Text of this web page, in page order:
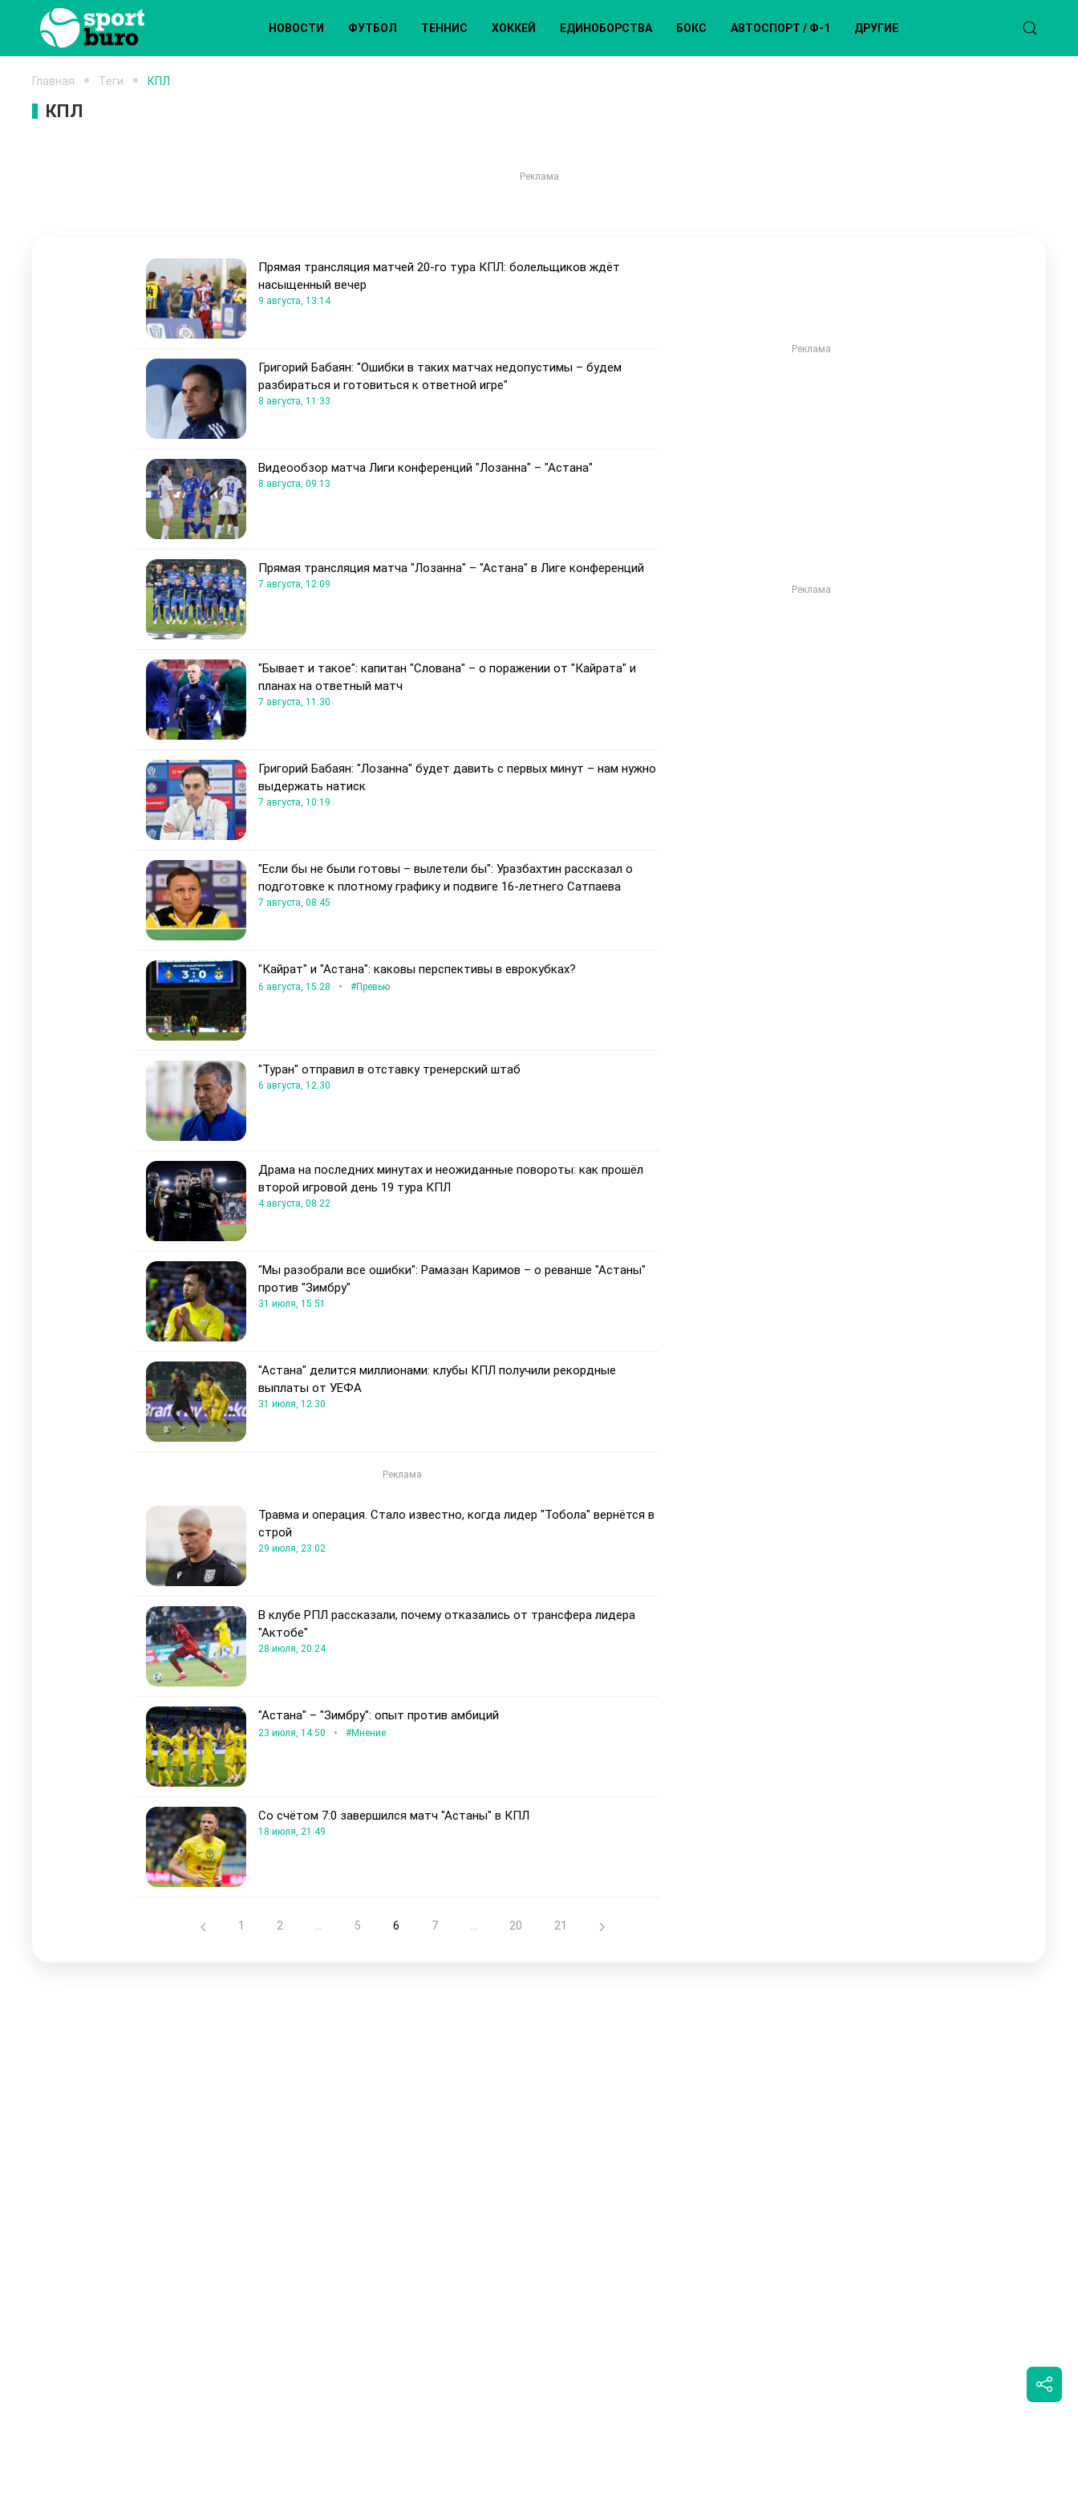
НОВОСТИ ФУТБОЛ ТЕННИС ХОККЕЙ ЕДИНОБОРСТВА БОКС АВТОСПОРТ / Ф-1 ДРУГИЕ
Главная Теги КПЛ
КПЛ
Прямая трансляция матчей 20-го тура КПЛ: болельщиков ждёт
насыщенный вечер
9 августа, 13:14
Григорий Бабаян: "Ошибки в таких матчах недопустимы – будем
разбираться и готовиться к ответной игре"
8 августа, 11:33
Видеообзор матча Лиги конференций "Лозанна" – "Астана"
8 августа, 09:13
Прямая трансляция матча "Лозанна" – "Астана" в Лиге конференций
7 августа, 12:09
"Бывает и такое": капитан "Слована" – о поражении от "Кайрата" и
планах на ответный матч
7 августа, 11:30
Григорий Бабаян: "Лозанна" будет давить с первых минут – нам нужно
выдержать натиск
7 августа, 10:19
"Если бы не были готовы – вылетели бы": Уразбахтин рассказал о
подготовке к плотному графику и подвиге 16-летнего Сатпаева
7 августа, 08:45
"Кайрат" и "Астана": каковы перспективы в еврокубках?
6 августа, 15:28 • #Превью
"Туран" отправил в отставку тренерский штаб
6 августа, 12:30
Драма на последних минутах и неожиданные повороты: как прошёл
второй игровой день 19 тура КПЛ
4 августа, 08:22
"Мы разобрали все ошибки": Рамазан Каримов – о реванше "Астаны"
против "Зимбру"
31 июля, 15:51
"Астана" делится миллионами: клубы КПЛ получили рекордные
выплаты от УЕФА
31 июля, 12:30
Травма и операция. Стало известно, когда лидер "Тобола" вернётся в
строй
29 июля, 23:02
В клубе РПЛ рассказали, почему отказались от трансфера лидера
"Актобе"
28 июля, 20:24
"Астана" – "Зимбру": опыт против амбиций
23 июля, 14:50 • #Мнение
Со счётом 7:0 завершился матч "Астаны" в КПЛ
18 июля, 21:49
1 2 ... 5 6 7 ... 20 21